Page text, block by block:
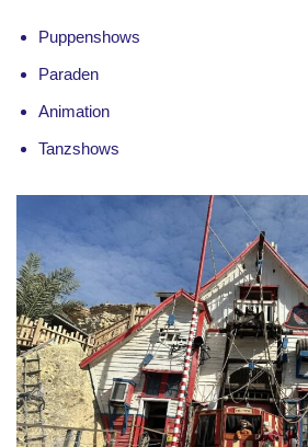
Puppenshows
Paraden
Animation
Tanzshows